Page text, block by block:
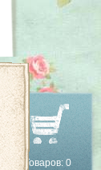
Товаров: 0